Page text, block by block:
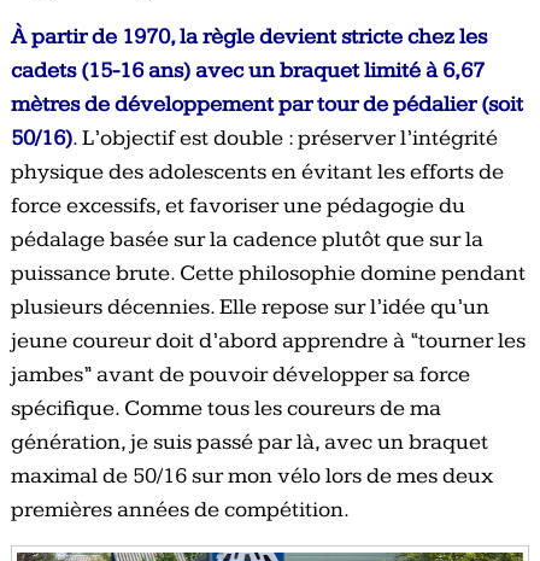
À partir de 1970, la règle devient stricte chez les
cadets (15-16 ans) avec un braquet limité à 6,67
mètres de développement par tour de pédalier (soit
50/16). L’objectif est double : préserver l’intégrité
physique des adolescents en évitant les efforts de
force excessifs, et favoriser une pédagogie du
pédalage basée sur la cadence plutôt que sur la
puissance brute. Cette philosophie domine pendant
plusieurs décennies. Elle repose sur l’idée qu’un
jeune coureur doit d’abord apprendre à “tourner les
jambes” avant de pouvoir développer sa force
spécifique. Comme tous les coureurs de ma
génération, je suis passé par là, avec un braquet
maximal de 50/16 sur mon vélo lors de mes deux
premières années de compétition.